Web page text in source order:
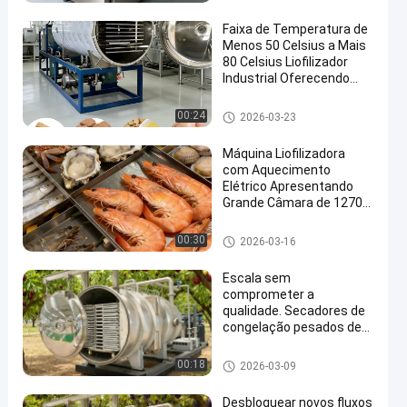
00:24
Faixa de Temperatura de
Menos 50 Celsius a Mais
80 Celsius Liofilizador
Industrial Oferecendo
Resultados Consistentes
Secador de gel industrial
2026-03-23
00:30
Máquina Liofilizadora
com Aquecimento
Elétrico Apresentando
Grande Câmara de 12700
para Uso Médico e
Laboratorial
Secador de gel industrial
2026-03-16
00:18
Escala sem
comprometer a
qualidade. Secadores de
congelação pesados de
para produção em grande
volume com durabilidade
Secador de gel industrial
2026-03-09
Desbloquear novos fluxos